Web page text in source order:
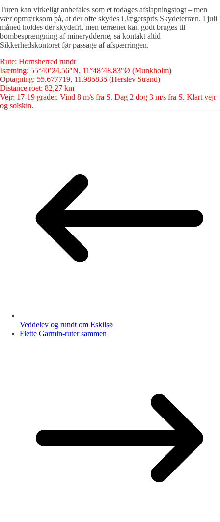
Turen kan virkeligt anbefales som et todages afslapningstogt – men
vær opmærksom på, at der ofte skydes i Jægerspris Skydeterræn. I juli
måned holdes der skydefri, men terrænet kan godt bruges til
bombesprængning af minerydderne, så kontakt altid
Sikkerhedskontoret før passage af afspærringen.
Rute: Hornsherred rundt
Isætning: 55°40’24.56″N, 11°48’48.83″Ø (Munkholm)
Optagning: 55.677719, 11.985835 (Herslev Strand)
Distance roet: 82,27 km
Vejr: 17-19 grader. Vind 8 m/s fra S. Dag 2 dog 3 m/s fra S. Klart vejr
og solskin.
Veddelev og rundt om Eskilsø
Flette Garmin-ruter sammen